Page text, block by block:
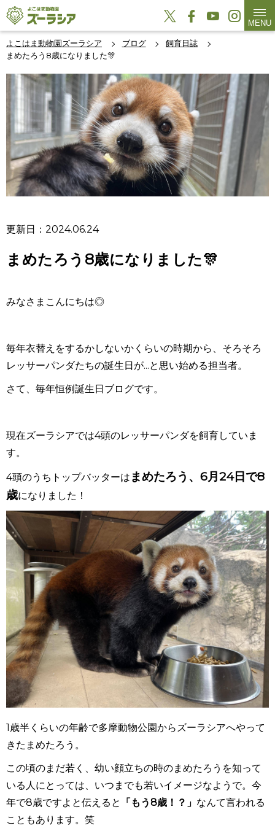
MENU
よこはま動物園ズーラシア ブログ
飼育日誌
まめたろう8歳になりました🎊
更新日：2024.06.24
まめたろう8歳になりました🎊
みなさまこんにちは◎
毎年衣替えをするかしないかくらいの時期から、そろそろ
レッサーパンダたちの誕生日が...と思い始める担当者。
さて、毎年恒例誕生日ブログです。
現在ズーラシアでは4頭のレッサーパンダを飼育していま
す。
4頭のうちトップバッターは まめたろう、6月24日で8
歳になりました！
1歳半くらいの年齢で多摩動物公園からズーラシアへやって
きたまめたろう。
この頃のまだ若く、幼い顔立ちの時のまめたろうを知って
いる人にとっては、いつまでも若いイメージなようで。今
年で8歳ですよと伝えると
「もう8歳！？」 なんて言われる
こともあります。笑